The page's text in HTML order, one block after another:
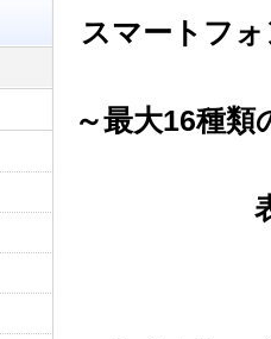
スマートフ
～最大16種類